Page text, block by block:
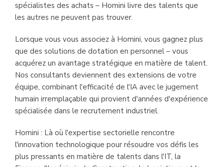
spécialistes des achats – Homini livre des talents que
les autres ne peuvent pas trouver.
Lorsque vous vous associez à Homini, vous gagnez plus
que des solutions de dotation en personnel – vous
acquérez un avantage stratégique en matière de talent.
Nos consultants deviennent des extensions de votre
équipe, combinant l'efficacité de l'IA avec le jugement
humain irremplaçable qui provient d'années d'expérience
spécialisée dans le recrutement industriel.
Homini : Là où l'expertise sectorielle rencontre
l'innovation technologique pour résoudre vos défis les
plus pressants en matière de talents dans l'IT, la